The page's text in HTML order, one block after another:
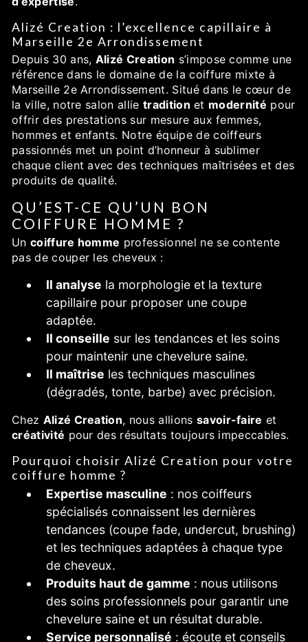
Alizé Creation : l’excellence capillaire à
Marseille 2e Arrondissement
Depuis 30 ans, Alizé Creation s’impose comme une
référence dans le domaine de la coiffure mixte à
Marseille 2e Arrondissement. Situé dans le cœur de
la ville, notre salon allie tradition et modernité pour
offrir des prestations sur mesure aux femmes,
hommes et enfants. Notre équipe de coiffeurs
passionnés met un point d’honneur à sublimer
chaque client avec des techniques maîtrisées et des
produits de qualité.
QU’EST-CE QU’UN BON
COIFFURE HOMME ?
Un coiffure homme professionnel ne se contente
pas de couper les cheveux :
Il analyse la morphologie et la texture
capillaire pour proposer une coupe
adaptée.
Il conseille sur les tendances et les soins
pour maintenir une chevelure saine.
Il maîtrise les techniques masculines
(dégradés, tonte, barbe) avec précision.
Chez Alizé Creation, nous allions savoir-faire et
créativité pour des résultats toujours impeccables.
Pourquoi choisir Alizé Creation pour votre
coiffure homme ?
Expertise masculine : nos coiffeurs
spécialisés connaissent les dernières
tendances (coupe fade, undercut, brushing)
et les techniques adaptées à chaque type
de cheveux.
Produits haut de gamme : nous utilisons
des soins professionnels pour garantir une
chevelure saine et un résultat durable.
Service personnalisé : écoute et conseils